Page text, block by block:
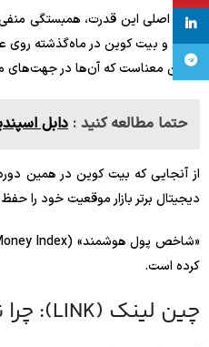
به این معناست که آن‌ها در
حتما مطالعه کنید : دابل
دیجیتال برتر بازار موقعیت خود را
کرده است.
چین لینک (LINK): چرا نهنگ‌ها این ارز دیجیتال را در کف قیمت جمع‌آوری می‌کنند؟
linkedin
تلگرام